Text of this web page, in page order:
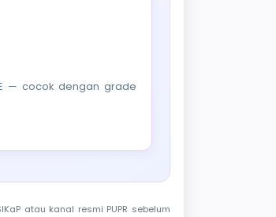
— cocok dengan grade
atau kanal resmi PUPR sebelum